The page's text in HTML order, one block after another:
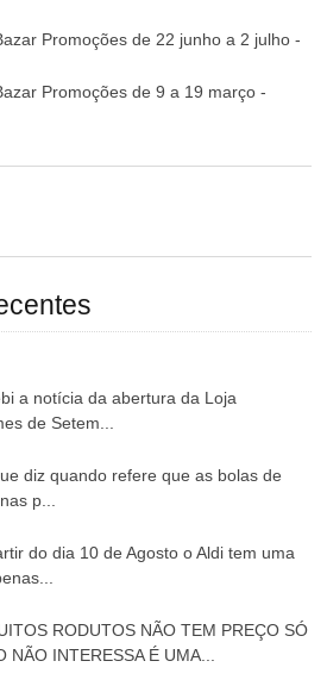
Promoções de 22 junho a 2 julho -
Promoções de 9 a 19 março -
a notícia da abertura da Loja
de Setem...
diz quando refere que as bolas de
p...
do dia 10 de Agosto o Aldi tem uma
RODUTOS NÃO TEM PREÇO SÓ
NÃO INTERESSA É UMA...